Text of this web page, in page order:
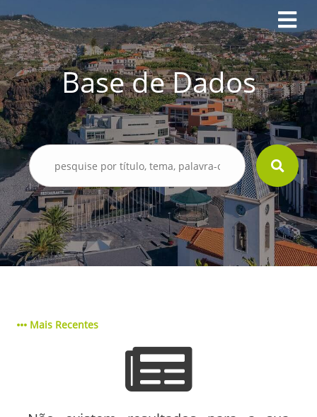
Base de Dados
Mais Recentes